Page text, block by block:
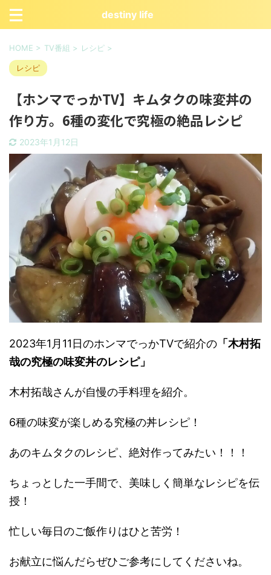
destiny life
HOME > TV番組 > レシピ >
レシピ
【ホンマでっかTV】キムタクの味変丼の
作り方。6種の変化で究極の絶品レシピ
2023年1月12日
2023年1月11日のホンマでっかTVで紹介の 「木村拓
哉の究極の味変丼のレシピ」
木村拓哉さんが自慢の手料理を紹介。
6種の味変が楽しめる究極の丼レシピ！
あのキムタクのレシピ、絶対作ってみたい！！！
ちょっとした一手間で、美味しく簡単なレシピを伝
授！
忙しい毎日のご飯作りはひと苦労！
お献立に悩んだらぜひご参考にしてくださいね。